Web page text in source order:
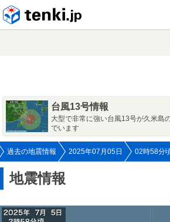
台風13号情報
大型で非常に強い台風13号が久米島
でいます
過去の地震情報 2025年07月05日 02時58分
地震情報